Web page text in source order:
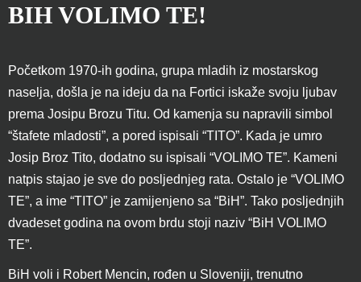
BIH VOLIMO TE!
Početkom 1970-ih godina, grupa mladih iz mostarskog
naselja, došla je na ideju da na Fortici iskaže svoju ljubav
prema Josipu Brozu Titu. Od kamenja su napravili simbol
“štafete mladosti”, a pored ispisali “TITO”. Kada je umro
Josip Broz Tito, dodatno su ispisali “VOLIMO TE”. Kameni
natpis stajao je sve do posljednjeg rata. Ostalo je “VOLIMO
TE”, a ime “TITO” je zamijenjeno sa “BiH”. Tako posljednjih
dvadeset godina na ovom brdu stoji naziv “BiH VOLIMO
TE”.
BiH voli i Robert Mencin, rođen u Sloveniji, trenutno